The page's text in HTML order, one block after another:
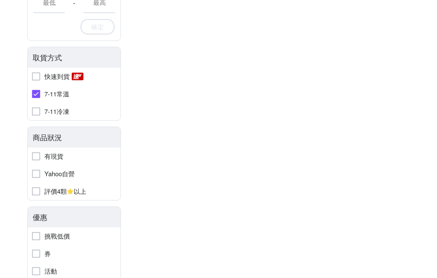
-
確定
取貨方式
快速到貨
7-11常溫
7-11冷凍
商品狀況
有現貨
Yahoo自營
評價4顆
以上
優惠
挑戰低價
券
活動